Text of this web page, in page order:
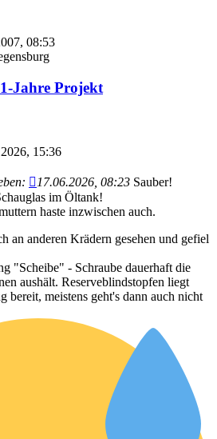
08:53
Jahre Projekt
15:36
17.06.2026, 08:23 Sauber!
im Öltank!
haste inzwischen auch.
an anderen Krädern gesehen und gefiel
"Scheibe" - Schraube dauerhaft die
aushält. Reserveblindstopfen liegt
bereit, meistens geht's dann auch nicht